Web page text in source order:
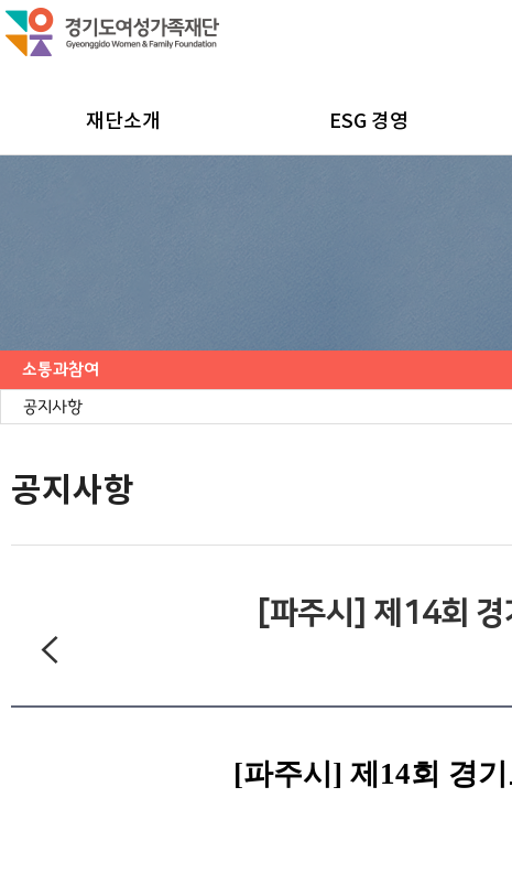
재단소개 ESG 경영
소통과참여
공지사항
공지사항
[파주시] 제14회 경
[파주시] 제14회 경